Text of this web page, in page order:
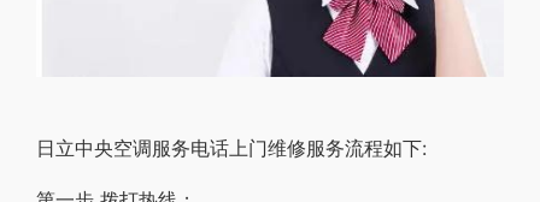
日立中央空调服务电话上门维修服务流程如下: